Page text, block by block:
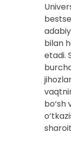
bilan
etadi.
bo‘sh